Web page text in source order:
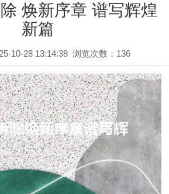
焕新序章 谱写辉煌
新篇
10-28 13:14:38 浏览次数： 136